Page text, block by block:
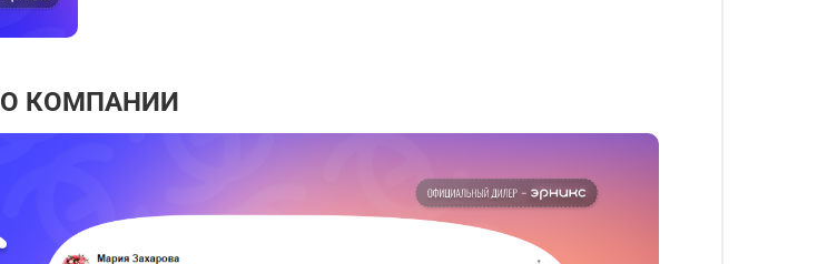
О КОМПАНИИ